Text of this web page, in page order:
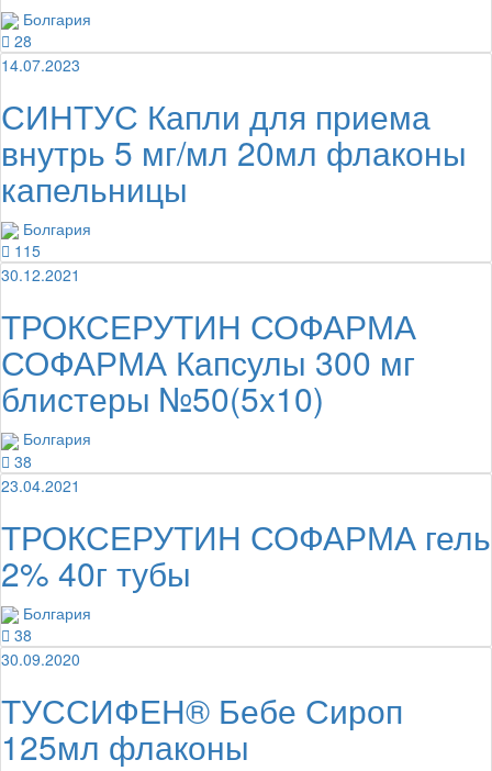
Болгария
28
14.07.2023
СИНТУС Капли для приема
внутрь 5 мг/мл 20мл флаконы
капельницы
Болгария
115
30.12.2021
ТРОКСЕРУТИН СОФАРМА
СОФАРМА Капсулы 300 мг
блистеры №50(5x10)
Болгария
38
23.04.2021
ТРОКСЕРУТИН СОФАРМА гель
2% 40г тубы
Болгария
38
30.09.2020
ТУССИФЕН® Бебе Сироп
125мл флаконы